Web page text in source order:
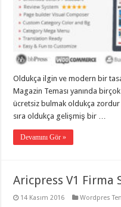
Oldukça ilgin ve modern bir
Magazin Teması yanında
ücretsiz bulmak oldukça zordur
sıra oldukça gelişmiş bir …
Devamını Gör »
Aricpress V1 Firma
14 Kasım 2016 Wordpres